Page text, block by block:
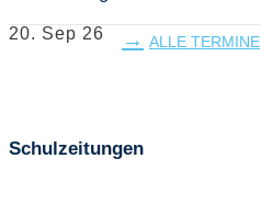
20. Sep 26 ALLE TERMINE
Schulzeitungen